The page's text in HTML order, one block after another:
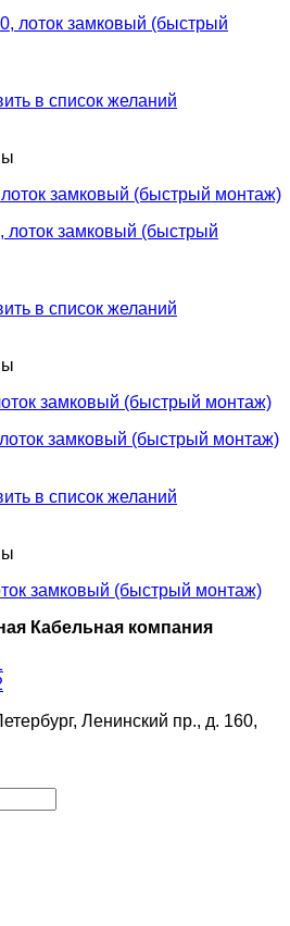
в список желаний
замковый (быстрый монтаж)
в список желаний
замковый (быстрый монтаж)
в список желаний
замковый (быстрый монтаж)
Кабельная компания
Ленинский пр., д. 160,